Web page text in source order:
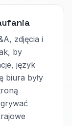
zdjęcia i
by
język
biura były